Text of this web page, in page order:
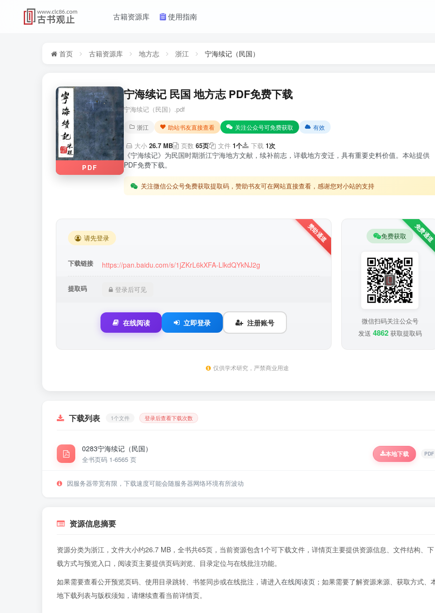
古籍资源库 使用指南
首页 古籍资源库 地方志 浙江 宁海续记（民国）
PDF
宁海续记 民国 地方志 PDF免费下载
宁海续记（民国）.pdf
浙江 助站书友直接查看 关注公众号可免费获取 有效
大小 26.7 MB 页数 65页 文件 1个 下载 1次
《宁海续记》为民国时期浙江宁海地方文献，续补前志，详载地方变迁，具有重要史料价值。本站提供
PDF免费下载。
关注微信公众号免费获取提取码，赞助书友可在网站直接查看，感谢您对小站的支持
请先登录
下载链接 https://pan.baidu.com/s/1jZKrL6kXFA-LlkdQYkNJ2g
提取码 登录后可见
在线阅读 立即登录 注册账号
免费获取
微信扫码关注公众号
发送 4862获取提取码
仅供学术研究，严禁商业用途
下载列表 1个文件 登录后查看下载次数
0283宁海续记（民国）
全书页码 1-6565 页
本地下载 PDF
因服务器带宽有限，下载速度可能会随服务器网络环境有所波动
资源信息摘要
资源分类为浙江，文件大小约26.7 MB，全书共65页，当前资源包含1个可下载文件，详情页主要提供资源信息、文件结构、下
载方式与预览入口，阅读页主要提供页码浏览、目录定位与在线批注功能。
如果需要查看公开预览页码、使用目录跳转、书签同步或在线批注，请进入在线阅读页 ；如果需要了解资源来源、获取方式、
地下载列表与版权须知，请继续查看当前详情页。